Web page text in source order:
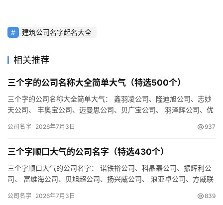
建筑公司名字起名大全
相关推荐
三个字的公司名称大全简单大气（特选500个）
三个字的公司名称大全简单大气： 鑫羽凌公司、隆迪旭公司、志妙
天公司、 丰奥宝公司、迈曼思公司、贝广宝公司、 羽泽辉公司、优
公司名字 2026年7月3日 937
三个字顺口大气的公司名字（特选430个）
三个字顺口大气的公司名字： 诺铁裕公司、科晶磊公司、振辉利公
司、 富维海公司、贝旭超公司、扬兴威公司、 浪亚卓公司、方威联
公司名字 2026年7月3日 839